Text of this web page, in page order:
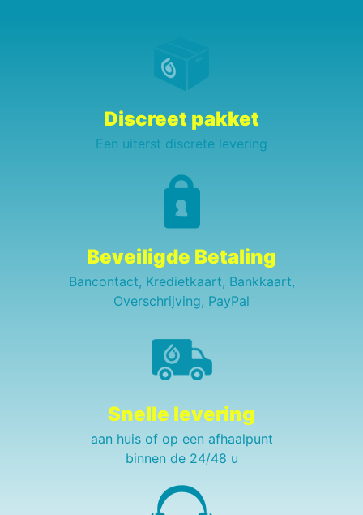
Discreet pakket
Een uiterst discrete levering
Beveiligde Betaling
Bancontact, Kredietkaart, Bankkaart,
Overschrijving, PayPal
Snelle levering
aan huis of op een afhaalpunt
binnen de 24/48 u